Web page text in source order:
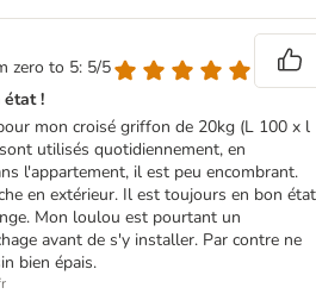
zero to 5: 5/5
état !
mon croisé griffon de 20kg (L 100 x l
utilisés quotidiennement, en
l'appartement, il est peu encombrant.
en extérieur. Il est toujours en bon état
Mon loulou est pourtant un
avant de s'y installer. Par contre ne
bien épais.